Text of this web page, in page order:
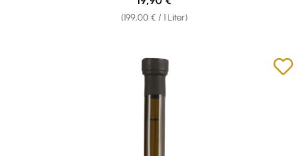
(199,00 € / 1 Liter)